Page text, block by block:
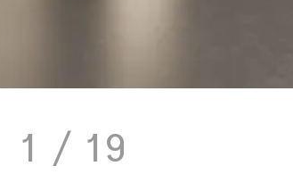
1 / 19